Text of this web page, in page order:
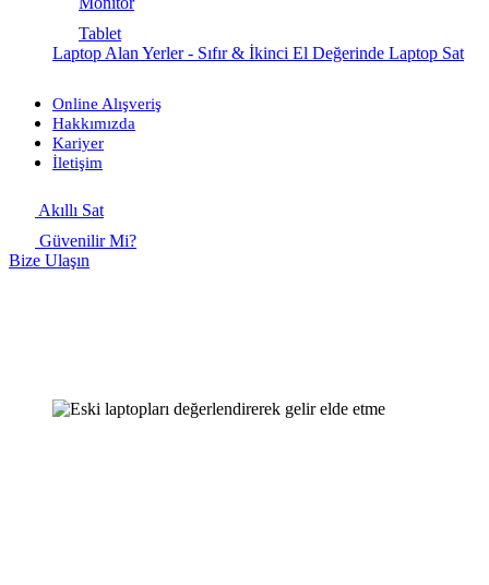
Tablet
Laptop Alan Yerler - Sıfır & İkinci El Değerinde Laptop Sat
Online Alışveriş
Hakkımızda
Kariyer
İletişim
Akıllı Sat
Güvenilir Mi?
Bize Ulaşın